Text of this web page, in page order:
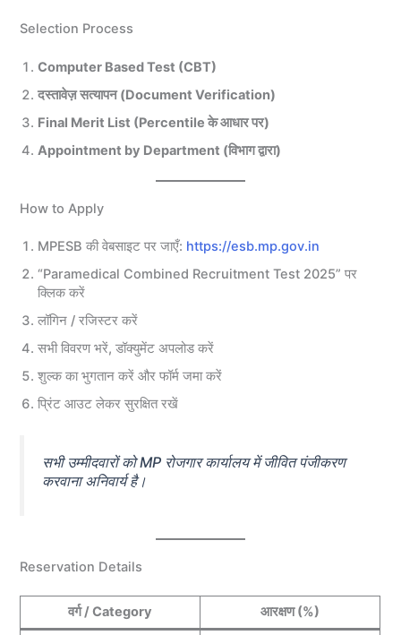
Selection Process
Computer Based Test (CBT)
दस्तावेज़ सत्यापन (Document Verification)
Final Merit List (Percentile के आधार पर)
Appointment by Department (विभाग द्वारा)
How to Apply
MPESB की वेबसाइट पर जाएँ: https://esb.mp.gov.in
“Paramedical Combined Recruitment Test 2025” पर
क्लिक करें
लॉगिन / रजिस्टर करें
सभी विवरण भरें, डॉक्युमेंट अपलोड करें
शुल्क का भुगतान करें और फॉर्म जमा करें
प्रिंट आउट लेकर सुरक्षित रखें
सभी उम्मीदवारों को MP रोजगार कार्यालय में जीवित पंजीकरण
करवाना अनिवार्य है।
Reservation Details
वर्ग / Category आरक्षण (%)